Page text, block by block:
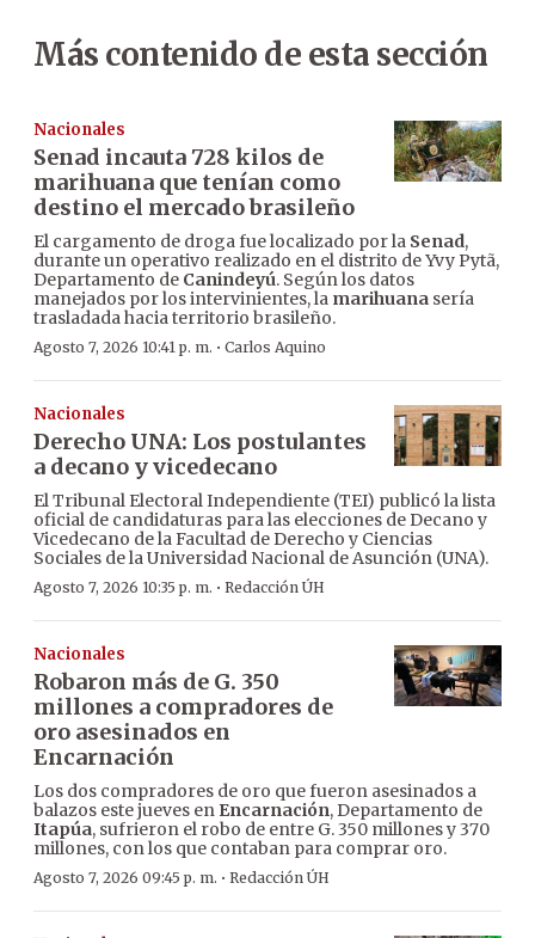
Más contenido de esta sección
Nacionales
Senad incauta 728 kilos de
marihuana que tenían como
destino el mercado brasileño
El cargamento de droga fue localizado por la Senad,
durante un operativo realizado en el distrito de Yvy Pytã,
Departamento de Canindeyú. Según los datos
manejados por los intervinientes, la marihuana sería
trasladada hacia territorio brasileño.
Agosto 7, 2026 10:41 p. m. · Carlos Aquino
Nacionales
Derecho UNA: Los postulantes
a decano y vicedecano
El Tribunal Electoral Independiente (TEI) publicó la lista
oficial de candidaturas para las elecciones de Decano y
Vicedecano de la Facultad de Derecho y Ciencias
Sociales de la Universidad Nacional de Asunción (UNA).
Agosto 7, 2026 10:35 p. m. · Redacción ÚH
Nacionales
Robaron más de G. 350
millones a compradores de
oro asesinados en
Encarnación
Los dos compradores de oro que fueron asesinados a
balazos este jueves en Encarnación, Departamento de
Itapúa, sufrieron el robo de entre G. 350 millones y 370
millones, con los que contaban para comprar oro.
Agosto 7, 2026 09:45 p. m. · Redacción ÚH